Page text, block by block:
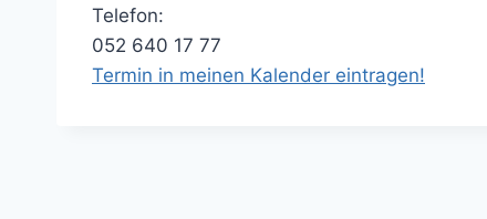
Telefon:
052 640 17 77
Termin in meinen Kalender eintragen!